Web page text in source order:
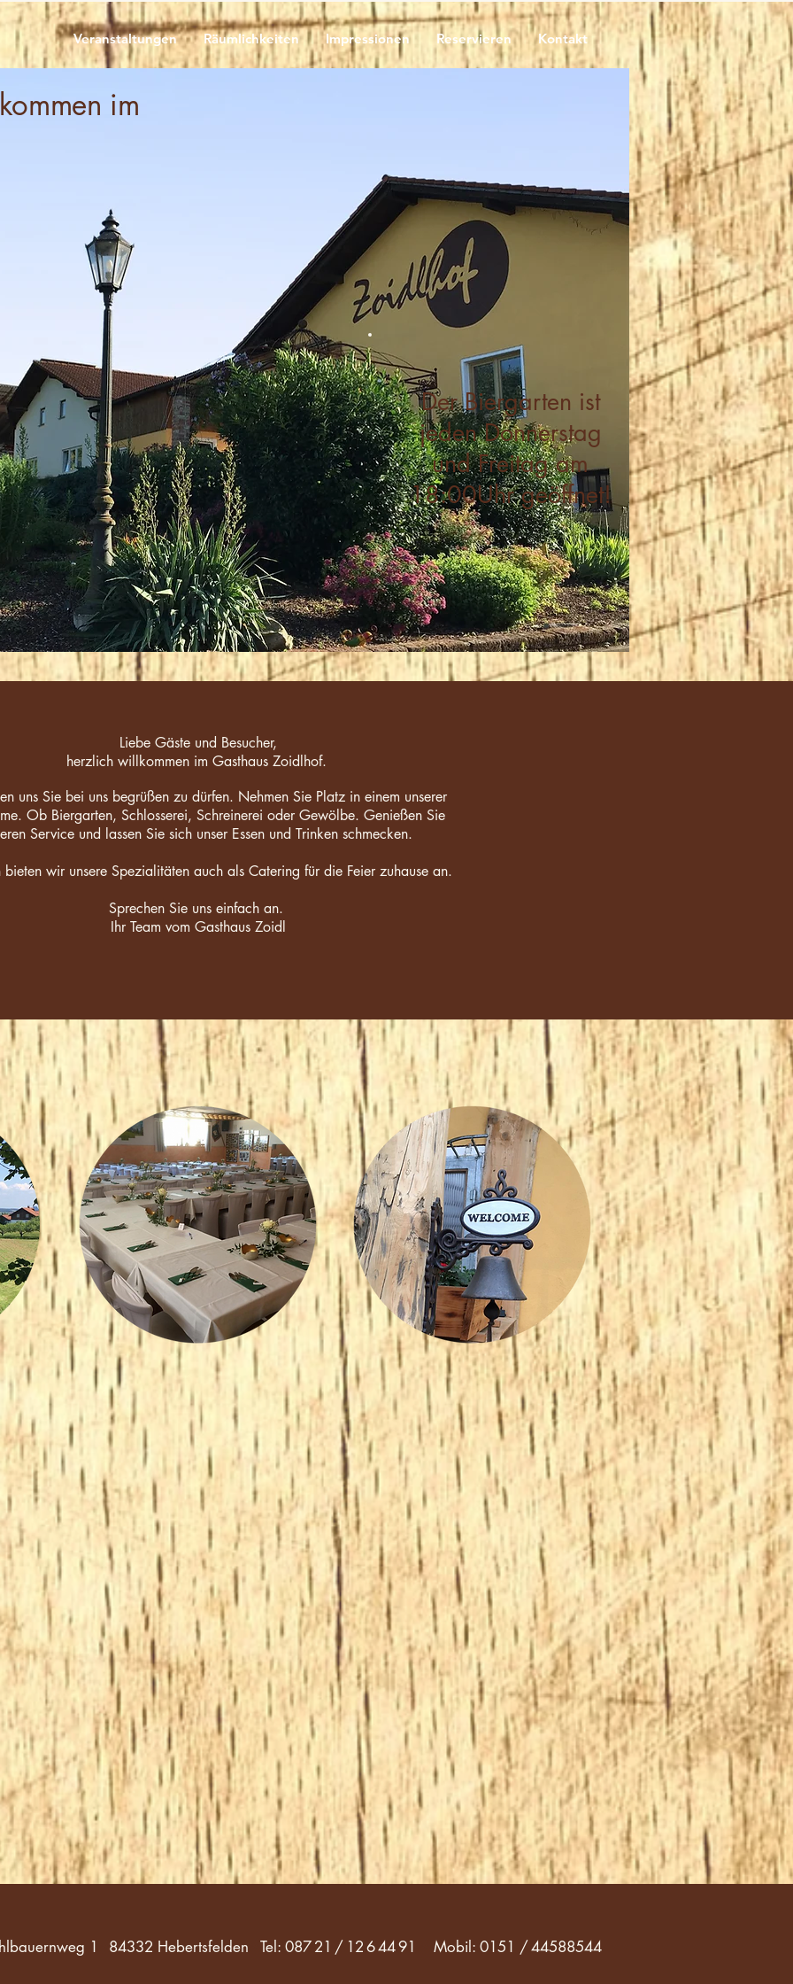
Veranstaltungen Räumlichkeiten Impressionen Reservieren Kontakt
Der Biergarten ist
jeden Donnerstag
und Freitag am
18:00Uhr geöffnet!
im
Liebe Gäste und Besucher,
herzlich willkommen im Gasthaus Zoidlhof.
uns Sie bei uns begrüßen zu dürfen. Nehmen Sie Platz in einem unserer
Ob Biergarten, Schlosserei, Schreinerei oder Gewölbe. Genießen Sie
Service und lassen Sie sich unser Essen und Trinken schmecken.
wir unsere Spezialitäten auch als Catering für die Feier zuhause an.
Sprechen Sie uns einfach an.
Ihr Team vom Gasthaus Zoidl
1 84332 Hebertsfelden Tel: 087 21 / 12 6 44 91 Mobil: 0151 / 44588544